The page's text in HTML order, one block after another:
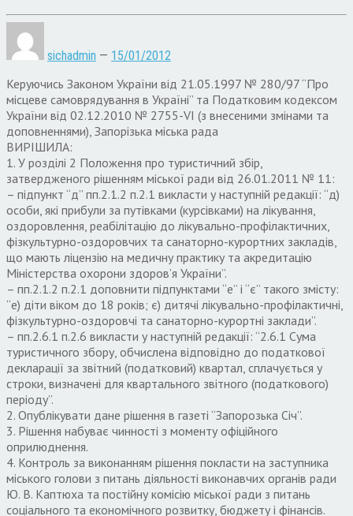
sichadmin — 15/01/2012
Керуючись Законом України від 21.05.1997 № 280/97 “Про
місцеве самоврядування в Україні” та Податковим кодексом
України від 02.12.2010 № 2755-VІ (з внесеними змінами та
доповненнями), Запорізька міська рада
ВИРІШИЛА:
1. У розділі 2 Положення про туристичний збір,
затвердженого рішенням міської ради від 26.01.2011 № 11:
– підпункт “д” пп.2.1.2 п.2.1 викласти у наступній редакції: “д)
особи, які прибули за путівками (курсівками) на лікування,
оздоровлення, реабілітацію до лікувально-профілактичних,
фізкультурно-оздоровчих та санаторно-курортних закладів,
що мають ліцензію на медичну практику та акредитацію
Міністерства охорони здоров’я України”.
– пп.2.1.2 п.2.1 доповнити підпунктами “е” і “є” такого змісту:
“е) діти віком до 18 років; є) дитячі лікувально-профілактичні,
фізкультурно-оздоровчі та санаторно-курортні заклади”.
– пп.2.6.1 п.2.6 викласти у наступній редакції: “2.6.1 Сума
туристичного збору, обчислена відповідно до податкової
декларації за звітний (податковий) квартал, сплачується у
строки, визначені для квартального звітного (податкового)
періоду”.
2. Опублікувати дане рішення в газеті “Запорозька Січ”.
3. Рішення набуває чинності з моменту офіційного
оприлюднення.
4. Контроль за виконанням рішення покласти на заступника
міського голови з питань діяльності виконавчих органів ради
Ю. В. Каптюха та постійну комісію міської ради з питань
соціального та економічного розвитку, бюджету і фінансів.